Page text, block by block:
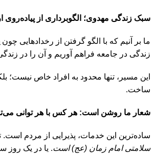
سبک زندگی مهدوی؛ الگوبرداری از پیاده‌روی
ما بر آنیم که با الگو گرفتن از رخدادهایی چون
زندگی در جامعه فراهم آوریم و آن را در
این مسیر، تنها محدود به افراد خاص نیست؛
ساخت.
شعار ما روشن است: هر کس با هر توانی
ساده‌ترین این خدمات، پذیرایی از مردم است.
سلامتی امام زمان (عج) است. یا در یک روز